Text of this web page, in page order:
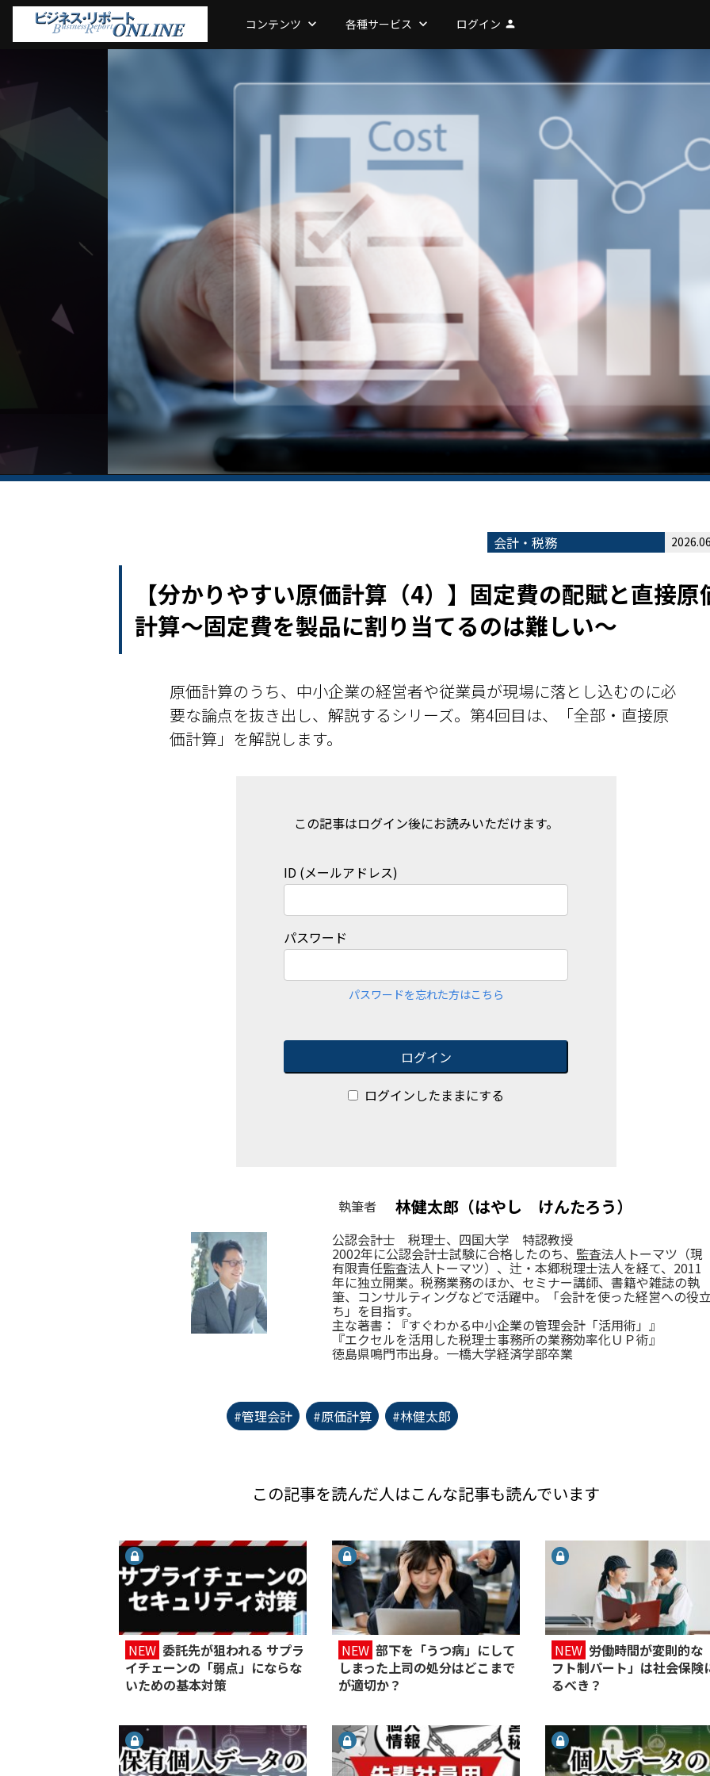
コンテンツ keyboard_arrow_down 各種サービス keyboard_arrow_down ログイン person
会計・税務
【分かりやすい原価計算（4）】固定費の配賦と直接原
計算～固定費を製品に割り当てるのは難しい～
原価計算のうち、中小企業の経営者や従業員が現場に落とし込むのに必
要な論点を抜き出し、解説するシリーズ。第4回目は、「全部・直接原
価計算」を解説します。
この記事はログイン後にお読みいただけます。
ID (メールアドレス)
パスワード
パスワードを忘れた方はこちら
ログイン
ログインしたままにする
執筆者 林健太郎（はやし けんたろう）
公認会計士 税理士、四国大学 特認教授
2002年に公認会計士試験に合格したのち、監査法人トーマツ（現
有限責任監査法人トーマツ）、辻・本郷税理士法人を経て、2011
年に独立開業。税務業務のほか、セミナー講師、書籍や雑誌の執
筆、コンサルティングなどで活躍中。「会計を使った経営への役
ち」を目指す。
主な著書：『すぐわかる中小企業の管理会計「活用術」』
『エクセルを活用した税理士事務所の業務効率化ＵＰ術』
徳島県鳴門市出身。一橋大学経済学部卒業
#管理会計 #原価計算 #林健太郎
この記事を読んだ人はこんな記事も読んでいます
NEW 委託先が狙われる サプラ
イチェーンの「弱点」にならな
いための基本対策
NEW 部下を「うつ病」にして
しまった上司の処分はどこまで
が適切か？
NEW 労働時間が変則的な
フト制パート」は社会保険
るべき？